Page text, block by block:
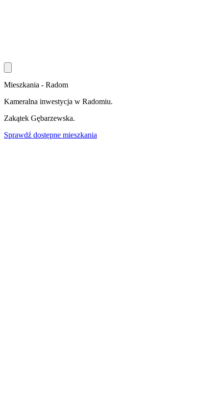
Mieszkania - Radom
Kameralna inwestycja w Radomiu.
Zakątek Gębarzewska.
Sprawdź dostępne mieszkania